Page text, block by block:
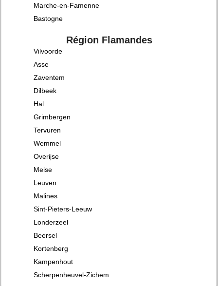
Marche-en-Famenne
Bastogne
Région Flamandes
Vilvoorde
Asse
Zaventem
Dilbeek
Hal
Grimbergen
Tervuren
Wemmel
Overijse
Meise
Leuven
Malines
Sint-Pieters-Leeuw
Londerzeel
Beersel
Kortenberg
Kampenhout
Scherpenheuvel-Zichem